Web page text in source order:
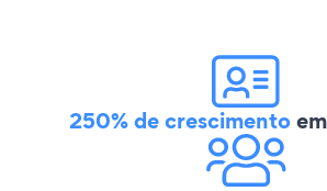
250% de crescimento